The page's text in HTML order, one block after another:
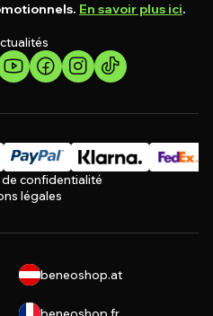
En savoir plus ici.
confidentialité
légales
beneoshop.at